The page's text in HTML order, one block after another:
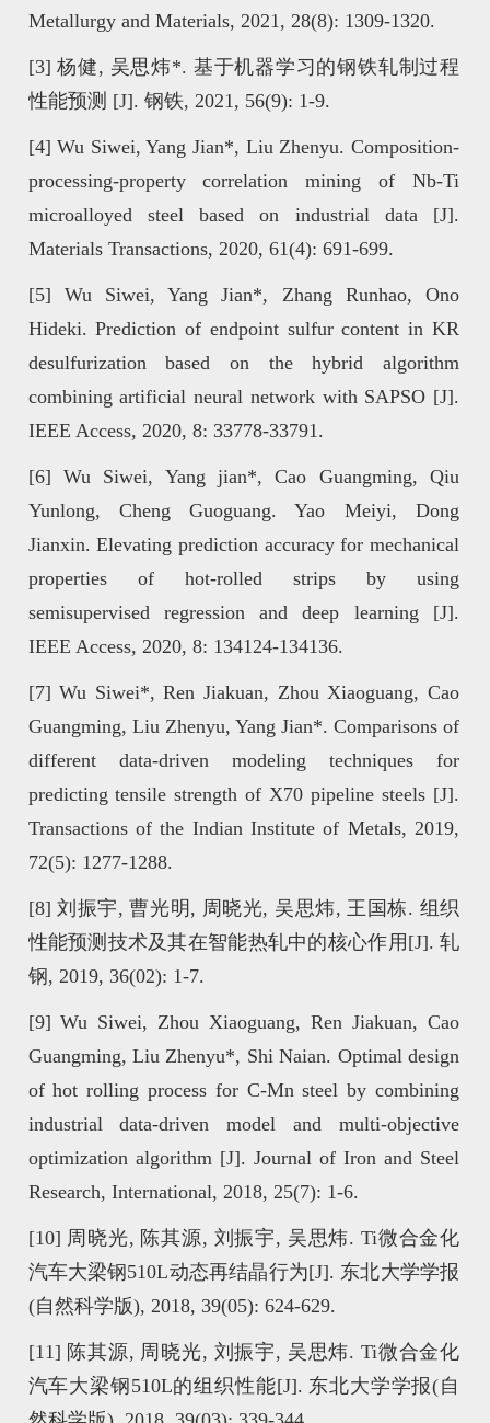
Metallurgy and Materials, 2021, 28(8): 1309-1320.
[3]杨健, 吴思炜*. 基于机器学习的钢铁轧制过程
性能预测 [J]. 钢铁, 2021, 56(9): 1-9.
[4]Wu Siwei, Yang Jian*, Liu Zhenyu. Composition-
processing-property correlation mining of Nb-Ti
microalloyed steel based on industrial data [J].
Materials Transactions, 2020, 61(4): 691-699.
[5] Wu Siwei, Yang Jian*, Zhang Runhao, Ono
Hideki. Prediction of endpoint sulfur content in KR
desulfurization based on the hybrid algorithm
combining artificial neural network with SAPSO [J].
IEEE Access, 2020, 8: 33778-33791.
[6] Wu Siwei, Yang jian*, Cao Guangming, Qiu
Yunlong, Cheng Guoguang. Yao Meiyi, Dong
Jianxin. Elevating prediction accuracy for mechanical
properties of hot-rolled strips by using
semisupervised regression and deep learning [J].
IEEE Access, 2020, 8: 134124-134136.
[7]Wu Siwei*, Ren Jiakuan, Zhou Xiaoguang, Cao
Guangming, Liu Zhenyu, Yang Jian*. Comparisons of
different data-driven modeling techniques for
predicting tensile strength of X70 pipeline steels [J].
Transactions of the Indian Institute of Metals, 2019,
72(5): 1277-1288.
[8]刘振宇, 曹光明, 周晓光, 吴思炜, 王国栋. 组织
性能预测技术及其在智能热轧中的核心作用[J]. 轧
钢, 2019, 36(02): 1-7.
[9]Wu Siwei, Zhou Xiaoguang, Ren Jiakuan, Cao
Guangming, Liu Zhenyu*, Shi Naian. Optimal design
of hot rolling process for C-Mn steel by combining
industrial data-driven model and multi-objective
optimization algorithm [J]. Journal of Iron and Steel
Research, International, 2018, 25(7): 1-6.
[10] 周晓光, 陈其源, 刘振宇, 吴思炜. Ti微合金化
汽车大梁钢510L动态再结晶行为[J]. 东北大学学报
(自然科学版), 2018, 39(05): 624-629.
[11] 陈其源, 周晓光, 刘振宇, 吴思炜. Ti微合金化
汽车大梁钢510L的组织性能[J]. 东北大学学报(自